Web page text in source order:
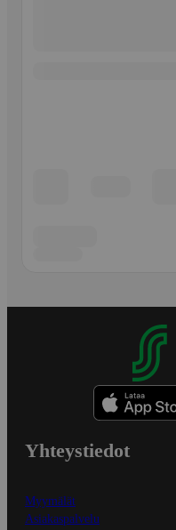
Yhteystiedot
Myymälät
Asiakaspalvelu